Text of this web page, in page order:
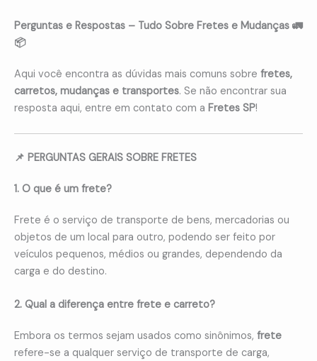
Perguntas e Respostas – Tudo Sobre Fretes e Mudanças 🚛
📦
Aqui você encontra as dúvidas mais comuns sobre fretes,
carretos, mudanças e transportes. Se não encontrar sua
resposta aqui, entre em contato com a Fretes SP!
📌 PERGUNTAS GERAIS SOBRE FRETES
1. O que é um frete?
Frete é o serviço de transporte de bens, mercadorias ou
objetos de um local para outro, podendo ser feito por
veículos pequenos, médios ou grandes, dependendo da
carga e do destino.
2. Qual a diferença entre frete e carreto?
Embora os termos sejam usados como sinônimos, frete
refere-se a qualquer serviço de transporte de carga,